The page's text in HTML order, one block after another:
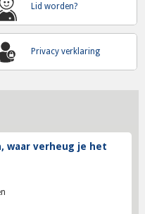
Lid worden?
Privacy verklaring
waar verheug je het